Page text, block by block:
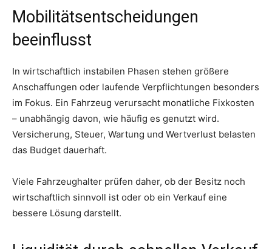
Mobilitätsentscheidungen
beeinflusst
In wirtschaftlich instabilen Phasen stehen größere
Anschaffungen oder laufende Verpflichtungen besonders
im Fokus. Ein Fahrzeug verursacht monatliche Fixkosten
– unabhängig davon, wie häufig es genutzt wird.
Versicherung, Steuer, Wartung und Wertverlust belasten
das Budget dauerhaft.
Viele Fahrzeughalter prüfen daher, ob der Besitz noch
wirtschaftlich sinnvoll ist oder ob ein Verkauf eine
bessere Lösung darstellt.